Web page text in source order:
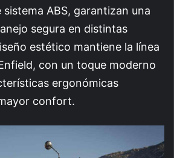
ABS, garantizan una
segura en distintas
estético mantiene la línea
con un toque moderno
ergonómicas
confort.